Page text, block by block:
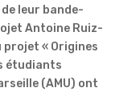
leur bande-
Antoine Ruiz-
« Origines
étudiants
(AMU) ont